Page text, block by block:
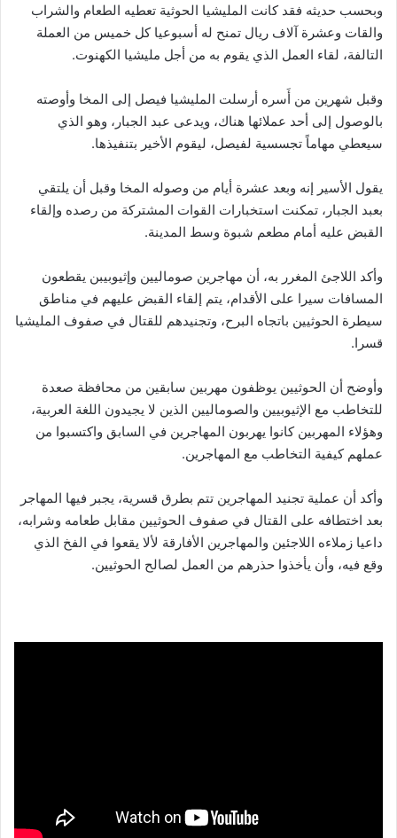
وبحسب حديثه فقد كانت المليشيا الحوثية تعطيه الطعام والشراب
والقات وعشرة آلاف ريال تمنح له أسبوعيا كل خميس من العملة
التالفة، لقاء العمل الذي يقوم به من أجل مليشيا الكهنوت.
وقبل شهرين من أَسره أرسلت المليشيا فيصل إلى المخا وأوصته
بالوصول إلى أحد عملائها هناك، ويدعى عبد الجبار، وهو الذي
سيعطي مهاماً تجسسية لفيصل، ليقوم الأخير بتنفيذها.
يقول الأسير إنه وبعد عشرة أيام من وصوله المخا وقبل أن يلتقي
بعبد الجبار، تمكنت استخبارات القوات المشتركة من رصده وإلقاء
القبض عليه أمام مطعم شبوة وسط المدينة.
وأكد اللاجئ المغرر به، أن مهاجرين صوماليين وإثيوبيبن يقطعون
المسافات سيرا على الأقدام، يتم إلقاء القبض عليهم في مناطق
سيطرة الحوثيين باتجاه البرح، وتجنيدهم للقتال في صفوف المليشيا
قسرا.
وأوضح أن الحوثيين يوظفون مهربين سابقين من محافظة صعدة
للتخاطب مع الإثيوبيين والصوماليين الذين لا يجيدون اللغة العربية،
وهؤلاء المهربين كانوا يهربون المهاجرين في السابق واكتسبوا من
عملهم كيفية التخاطب مع المهاجرين.
وأكد أن عملية تجنيد المهاجرين تتم بطرق قسرية، يجبر فيها المهاجر
بعد اختطافه على القتال في صفوف الحوثيين مقابل طعامه وشرابه،
داعيا زملاءه اللاجئين والمهاجرين الأفارقة لألا يقعوا في الفخ الذي
وقع فيه، وأن يأخذوا حذرهم من العمل لصالح الحوثيين.